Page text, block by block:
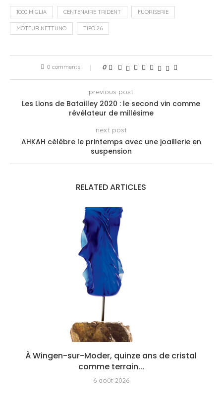
1000 MIGLIA CENTENAIRE TRIDENT FUORISERIE
MOTEUR NETTUNO TIPO 26
0 comments 0
previous post
Les Lions de Batailley 2020 : le second vin comme
révélateur de millésime
next post
AHKAH célèbre le printemps avec une joaillerie en
suspension
RELATED ARTICLES
À Wingen-sur-Moder, quinze ans de cristal
comme terrain...
6 août 2026